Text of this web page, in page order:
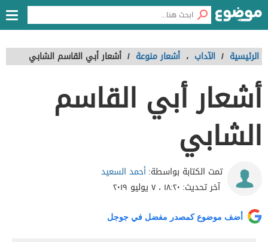
الرئيسية / الآداب ، أشعار منوعة / أشعار أبي القاسم الشابي
أشعار أبي القاسم
الشابي
تمت الكتابة بواسطة:أحمد السعيد
آخر تحديث: ١٨:٢٠ ، ٧ يوليو ٢٠١٩
أضف موضوع كمصدر مفضل في جوجل